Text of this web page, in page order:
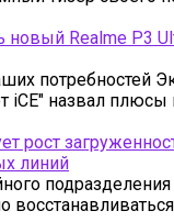
новый Realme P3
потребностей
iCE" назвал
рост
линий